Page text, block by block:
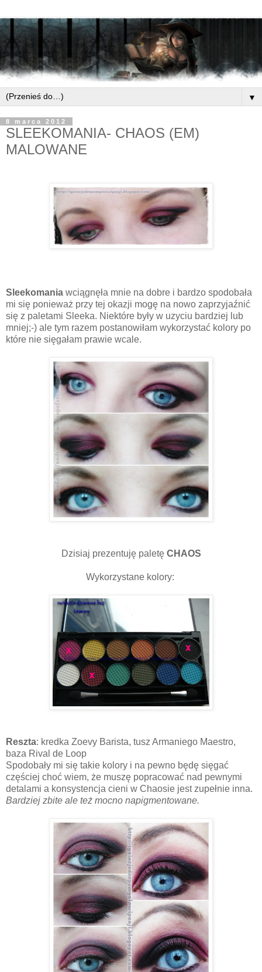
▼
8 marca 2012
SLEEKOMANIA- CHAOS (EM)
MALOWANE
Sleekomania wciągnęła mnie na dobre i bardzo spodobała
mi się ponieważ przy tej okazji mogę na nowo zaprzyjaźnić
się z paletami Sleeka. Niektóre były w uzyciu bardziej lub
mniej;-) ale tym razem postanowiłam wykorzystać kolory po
które nie sięgałam prawie wcale.
Dzisiaj prezentuję paletę CHAOS
Wykorzystane kolory:
Reszta: kredka Zoevy Barista, tusz Armaniego Maestro,
baza Rival de Loop
Spodobały mi się takie kolory i na pewno będę sięgać
częściej choć wiem, że muszę popracować nad pewnymi
detalami a konsystencja cieni w Chaosie jest zupełnie inna.
Bardziej zbite ale też mocno napigmentowane.